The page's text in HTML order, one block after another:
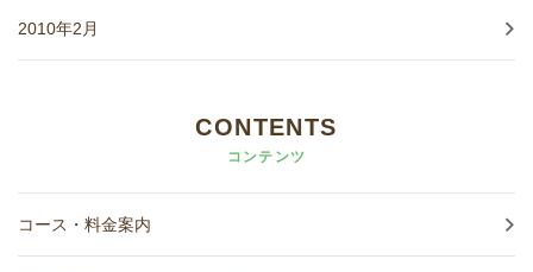
2010年2月
CONTENTS
コンテンツ
コース・料金案内